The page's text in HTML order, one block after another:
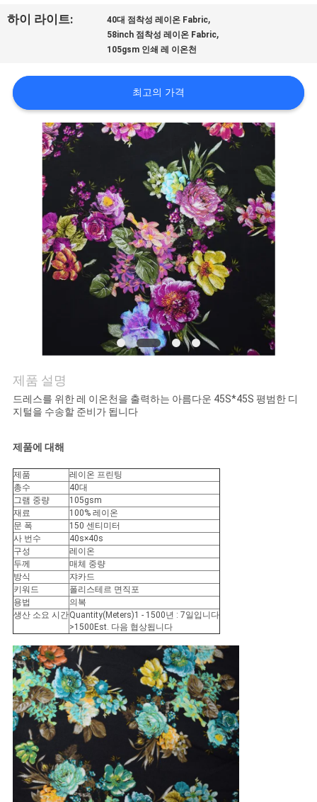
행
질
스
인
용
문
을
요
구
하
세
요
사
이
트
하이 라이트: 40대 점착성 레이온 Fabric,
58inch 점착성 레이온 Fabric,
105gsm 인쇄 레 이온천
최고의 가격
제품 설명
드레스를 위한 레 이온천을 출력하는 아름다운 45S*45S 평범한 디
지털을 수송할 준비가 됩니다
제품에 대해
제품
레이온 프린팅
총수
40대
그램 중량
105gsm
재료
100% 레이온
문 폭
150 센티미터
사 번수
40s×40s
구성
레이온
두께
매체 중량
방식
쟈카드
키워드
폴리스테르 면직포
용법
의복
생산 소요 시간Quantity(Meters)1 - 1500년 : 7일입니다
>1500Est. 다음 협상됩니다